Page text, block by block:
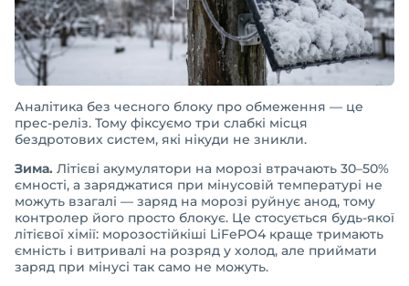
Аналітика без чесного блоку про обмеження — це
прес-реліз. Тому фіксуємо три слабкі місця
бездротових систем, які нікуди не зникли.
Зима. Літієві акумулятори на морозі втрачають 30–50%
ємності, а заряджатися при мінусовій температурі не
можуть взагалі — заряд на морозі руйнує анод, тому
контролер його просто блокує. Це стосується будь-якої
літієвої хімії: морозостійкіші LiFePO4 краще тримають
ємність і витривалі на розряд у холод, але приймати
заряд при мінусі так само не можуть.